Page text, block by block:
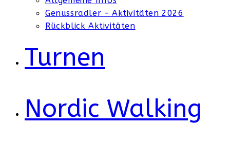
Genussradler – Aktivitäten 2026
Rückblick Aktivitäten
Turnen
Nordic Walking